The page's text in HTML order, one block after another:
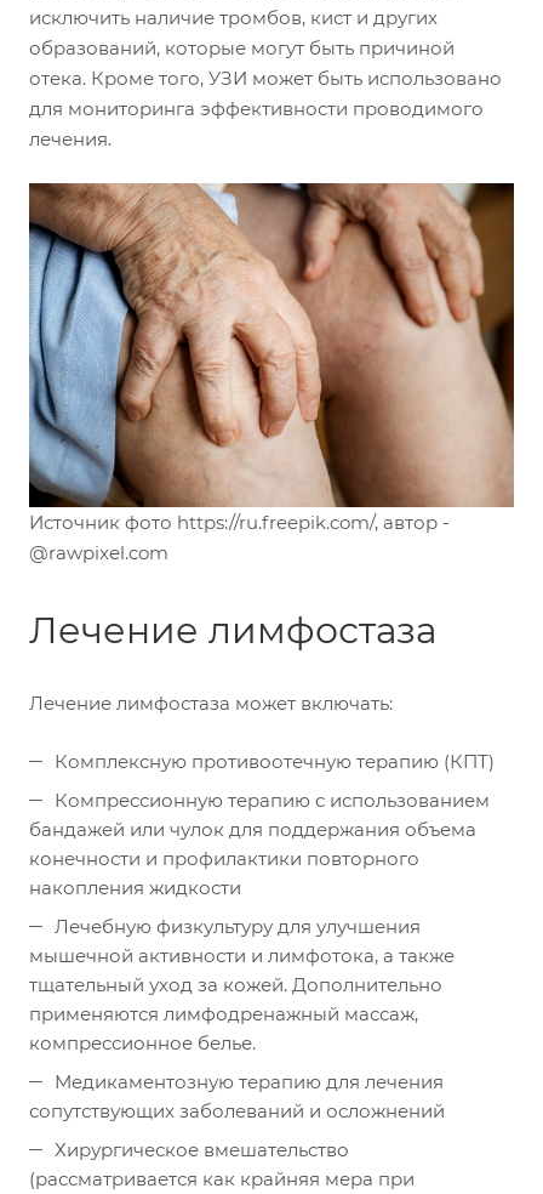
исключить наличие тромбов, кист и других
образований, которые могут быть причиной
отека. Кроме того, УЗИ может быть использовано
для мониторинга эффективности проводимого
лечения.
Источник фото https://ru.freepik.com/, автор -
@rawpixel.com
Лечение лимфостаза
Лечение лимфостаза может включать:
Комплексную противоотечную терапию (КПТ)
Компрессионную терапию с использованием
бандажей или чулок для поддержания объема
конечности и профилактики повторного
накопления жидкости
Лечебную физкультуру для улучшения
мышечной активности и лимфотока, а также
тщательный уход за кожей. Дополнительно
применяются лимфодренажный массаж,
компрессионное белье.
Медикаментозную терапию для лечения
сопутствующих заболеваний и осложнений
Хирургическое вмешательство
(рассматривается как крайняя мера при